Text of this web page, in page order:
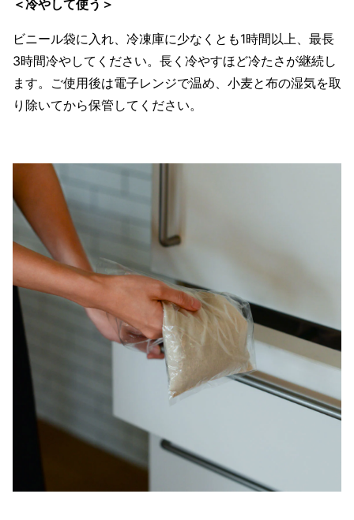
＜冷やして使う＞
ビニール袋に入れ、冷凍庫に少なくとも1時間以上、最長
3時間冷やしてください。長く冷やすほど冷たさが継続し
ます。ご使用後は電子レンジで温め、小麦と布の湿気を取
り除いてから保管してください。